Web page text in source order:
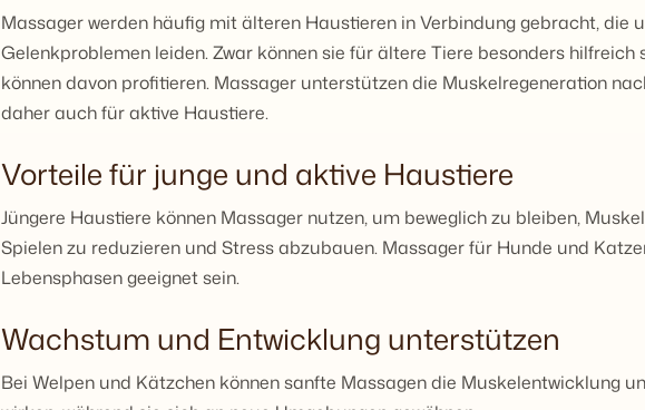
Massager werden häufig mit älteren Haustieren in Verbindung gebracht, die
Gelenkproblemen leiden. Zwar können sie für ältere Tiere besonders hilfreich
können davon profitieren. Massager unterstützen die Muskelregeneration
daher auch für aktive Haustiere.
Vorteile für junge und aktive Haustiere
Jüngere Haustiere können Massager nutzen, um beweglich zu bleiben,
Spielen zu reduzieren und Stress abzubauen. Massager für Hunde und
Lebensphasen geeignet sein.
Wachstum und Entwicklung unterstützen
Bei Welpen und Kätzchen können sanfte Massagen die Muskelentwicklung